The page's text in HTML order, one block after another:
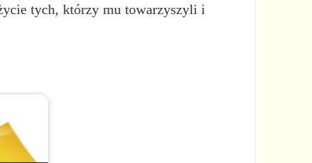
tych, którzy mu towarzyszyli i